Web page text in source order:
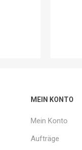
MEIN KONTO
Mein Konto
Aufträge